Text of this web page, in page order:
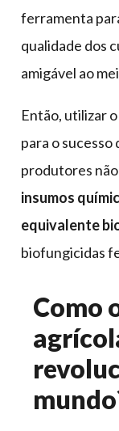
ferramenta
qualidade dos
amigável ao
Então, utilizar
para o sucesso
produtores
insumos
equivalente
biofungicidas
Como